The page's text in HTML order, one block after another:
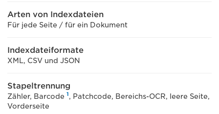
Arten von Indexdateien
Für jede Seite / für ein Dokument
Indexdateiformate
XML, CSV und JSON
Stapeltrennung
Zähler, Barcode 1, Patchcode, Bereichs-OCR, leere Seite,
Vorderseite